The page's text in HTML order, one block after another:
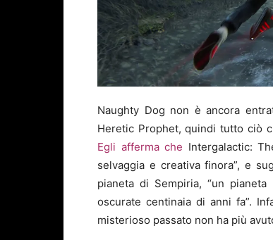
Naughty Dog non è ancora
Heretic Prophet, quindi tutto ciò
Egli afferma che Intergalactic:
selvaggia e creativa finora”, e
pianeta di Sempiria, “un
oscurate centinaia di anni fa”.
misterioso passato non ha più